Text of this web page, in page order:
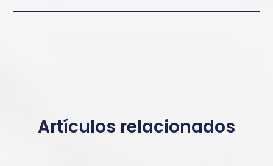
Artículos relacionados